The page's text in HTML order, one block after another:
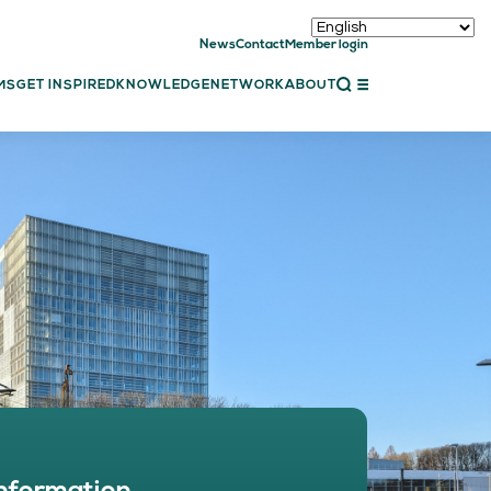
CLOSE
INSPIRED
showcases
showcase
NewsContactMember login
GET INSPIRED KNOWLEDGE NETWORKABOUT